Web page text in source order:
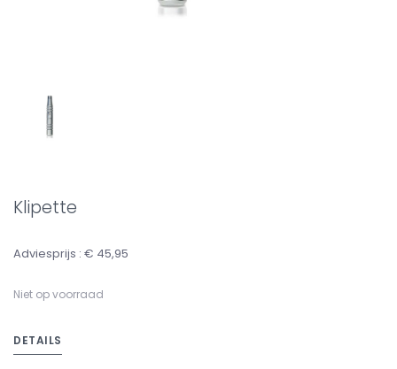
Klipette
Adviesprijs : € 45,95
Niet op voorraad
DETAILS